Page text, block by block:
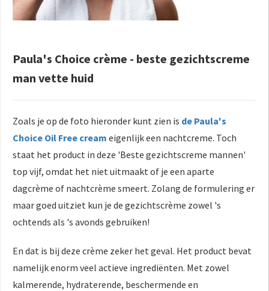
Paula's Choice crème - beste gezichtscreme
man vette huid
Zoals je op de foto hieronder kunt zien is de Paula's
Choice Oil Free cream eigenlijk een nachtcreme. Toch
staat het product in deze 'Beste gezichtscreme mannen'
top vijf, omdat het niet uitmaakt of je een aparte
dagcrème of nachtcrème smeert. Zolang de formulering er
maar goed uitziet kun je de gezichtscrème zowel 's
ochtends als 's avonds gebruiken!
En dat is bij deze crème zeker het geval. Het product bevat
namelijk enorm veel actieve ingrediënten. Met zowel
kalmerende, hydraterende, beschermende en